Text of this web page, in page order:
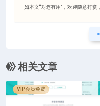
如本文“对您有用”，欢迎随意打赏
相关文章
VIP会员免费